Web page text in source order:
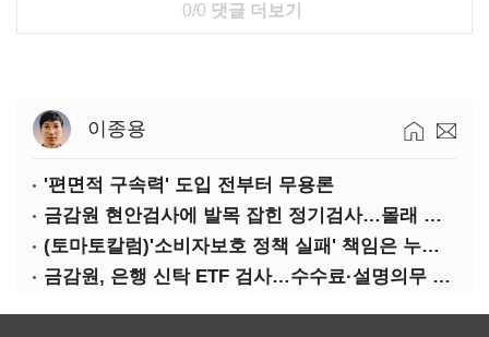
0/0 댓글 더보기
이종용
'편면적 구속력' 도입 전부터 무용론
금감원 현안검사에 발목 잡힌 정기검사…몰래 웃는 금융권
(토마토칼럼)'소비자보호 정책 실패' 책임은 누가 지나
금감원, 은행 신탁 ETF 검사…수수료·설명의무 정조준